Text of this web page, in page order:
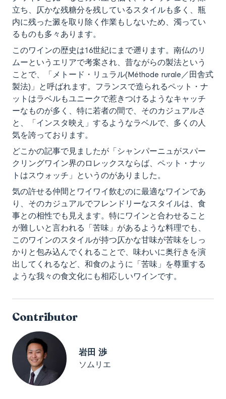
立ち、仄かな残糖分を残しているスタイルも多く、瓶
内に残った澱を取り除く作業もしないため、濁ってい
るものも多々あります。
このワインの歴史は16世紀にまで遡ります。南仏のリ
ムーというエリアで考案され、昔ながらの製法という
ことで、「メトード・リュラル(Méthode rurale／田舎式
製法)」と呼ばれます。フランスで造られるペット・ナ
ットはラベルもユニークで惹きつけるようなキャッチ
ーなものが多く、特に若者の間で、そのカジュアルさ
と、「インスタ映え」するようなラベルで、多くの人
気を誇っております。
どこかの記事で見ましたが「シャンパーニュがスパー
クリングワイン界のロレックスならば、ペット・ナッ
トはスウォッチ」というのがありました。
気の許せる仲間とワイワイ飲むのに最適なワインであ
り、そのカジュアルでフレンドリーなスタイルは、食
事との相性でも見えます。特にワインと合わせること
が難しいと言われる「苦味」があるような料理でも、
このワインのスタイルが持つ仄かな甘味が苦味をしっ
かりと包み込んでくれることで、味わいに奥行きを演
出してくれるなど、和食のように「苦味」を尊重する
ような我々の食文化にも相応しいワインです。
Contributor
岩田 渉
ソムリエ